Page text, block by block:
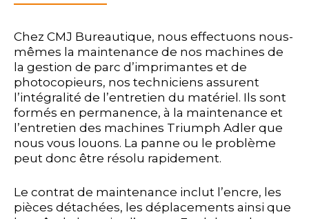
Chez CMJ Bureautique, nous effectuons nous-
mêmes la maintenance de nos machines de
la gestion de parc d’imprimantes et de
photocopieurs, nos techniciens assurent
l’intégralité de l’entretien du matériel. Ils sont
formés en permanence, à la maintenance et
l’entretien des machines Triumph Adler que
nous vous louons. La panne ou le problème
peut donc être résolu rapidement.
Le contrat de maintenance inclut l’encre, les
pièces détachées, les déplacements ainsi que